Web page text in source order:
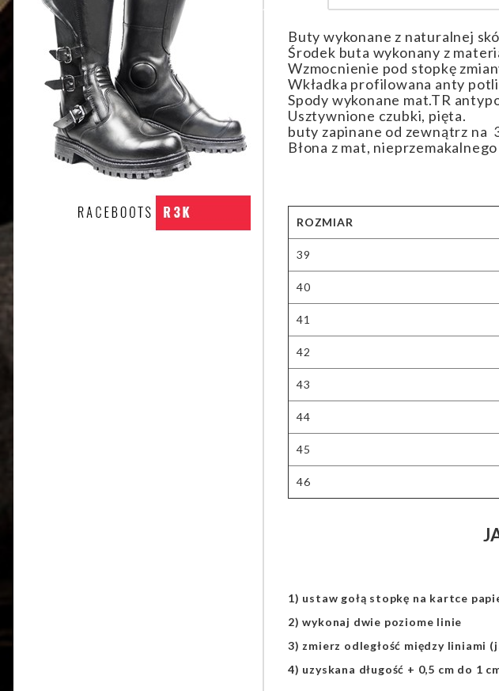
Buty wykonane z naturalnej
Środek buta wykonany z
Wzmocnienie pod stopkę
Wkładka profilowana anty
Spody wykonane mat.TR
Usztywnione czubki, pięta.
buty zapinane od zewnątrz na
Błona z mat,
ROZMIAR
39
40
41
42
43
44
45
46
1) ustaw gołą stopkę na kartce
2) wykonaj dwie poziome linie
3) zmierz odległość między liniami
4) uzyskana długość + 0,5 cm do 1